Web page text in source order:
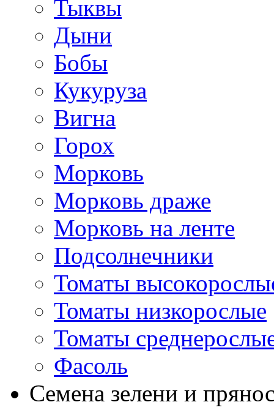
Тыквы
Дыни
Бобы
Кукуруза
Вигна
Горох
Морковь
Морковь драже
Морковь на ленте
Подсолнечники
Томаты
Томаты низкорослые
Томаты
Фасоль
Семена зелени и